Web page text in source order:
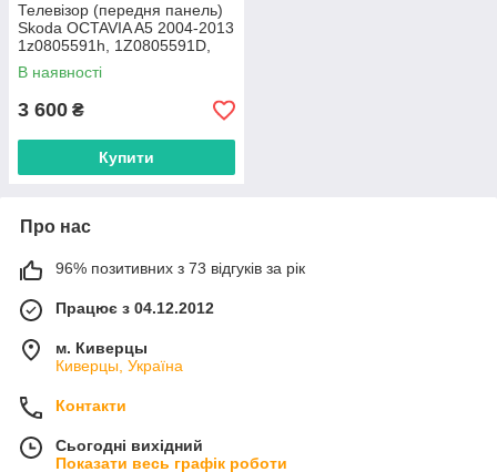
Телевізор (передня панель)
Skoda OCTAVIA A5 2004-2013
1z0805591h, 1Z0805591D,
1Z0805591F
В наявності
3 600 ₴
Купити
Про нас
96% позитивних з 73 відгуків за рік
Працює з 04.12.2012
м. Киверцы
Киверцы, Україна
Контакти
Сьогодні вихідний
Показати весь графік роботи